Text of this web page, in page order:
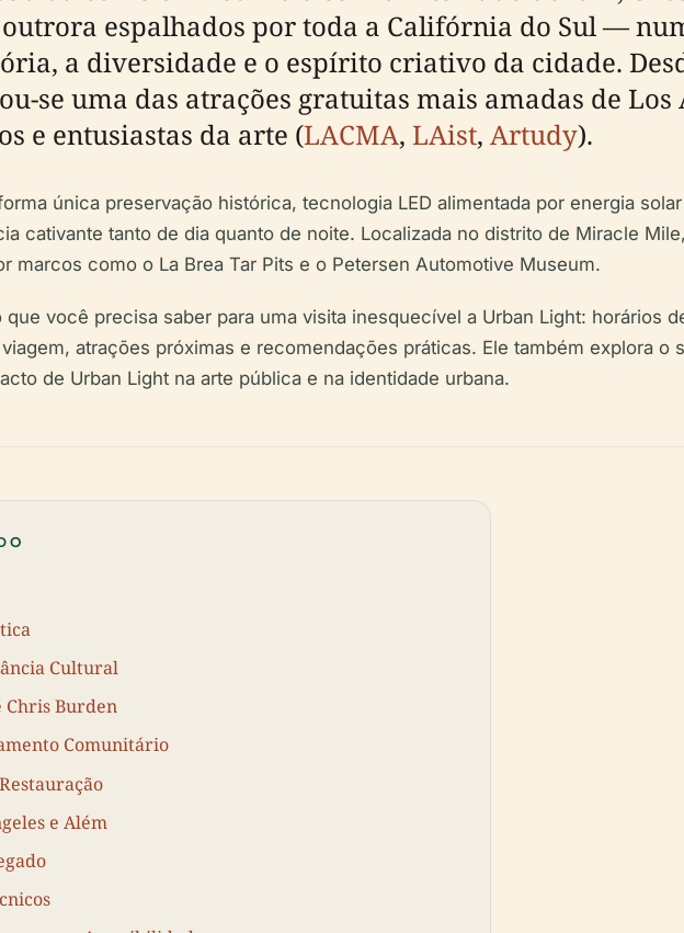
espalhados por toda a Califórnia do Sul —
a diversidade e o espírito criativo da cidade.
se uma das atrações gratuitas mais amadas de
e entusiastas da arte (LACMA, LAist, Artudy).
única preservação histórica, tecnologia LED alimentada por energia
cativante tanto de dia quanto de noite. Localizada no distrito de Miracle
marcos como o La Brea Tar Pits e o Petersen Automotive Museum.
você precisa saber para uma visita inesquecível a Urban Light: horários
atrações próximas e recomendações práticas. Ele também explora o
de Urban Light na arte pública e na identidade urbana.
Cultural
Chris Burden
Comunitário
e Além